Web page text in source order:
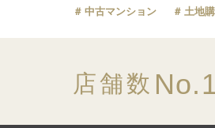
中古マンション 土地
店舗数